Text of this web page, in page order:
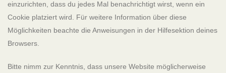
einzurichten, dass du jedes Mal benachrichtigt wirst, wenn ein
Cookie platziert wird. Für weitere Information über diese
Möglichkeiten beachte die Anweisungen in der Hilfesektion deines
Browsers.
Bitte nimm zur Kenntnis, dass unsere Website möglicherweise